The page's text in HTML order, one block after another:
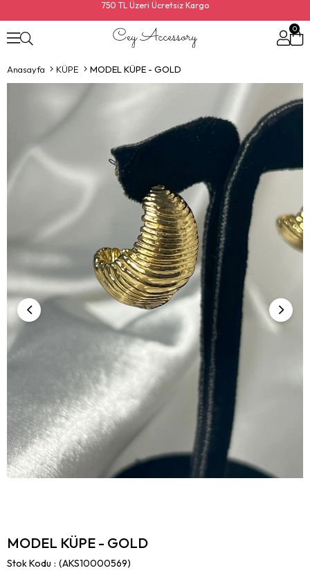
750 TL Üzeri Ücretsiz Kargo
0
Anasayfa KÜPE MODEL KÜPE - GOLD
MODEL KÜPE - GOLD
Stok Kodu (AKS10000569)